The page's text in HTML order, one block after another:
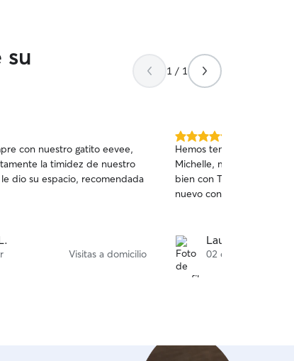
su
1 / 1
con nuestro gatito eevee,
la timidez de nuestro
dio su espacio, recomendada
Visitas a domicilio
5.0
de
5
estrellas
Hemos tenido una
Michelle, muy simpática y
bien con Trufa y Bilbo,
nuevo con ella en caso
Laura G.
02 de Apr